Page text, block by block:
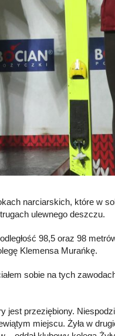
narciarskich, które w
ulewnego deszczu.
98,5 oraz 98
Klemensa Murańkę.
sobie na tych
jest przeziębiony.
miejscu. Żyła w